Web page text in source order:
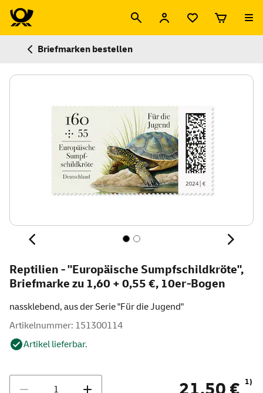
Briefmarken bestellen
Reptilien - "Europäische Sumpfschildkröte",
Briefmarke zu 1,60 + 0,55 €, 10er-Bogen
nassklebend, aus der Serie "Für die Jugend"
Artikelnummer: 151300114
Artikel lieferbar.
1)